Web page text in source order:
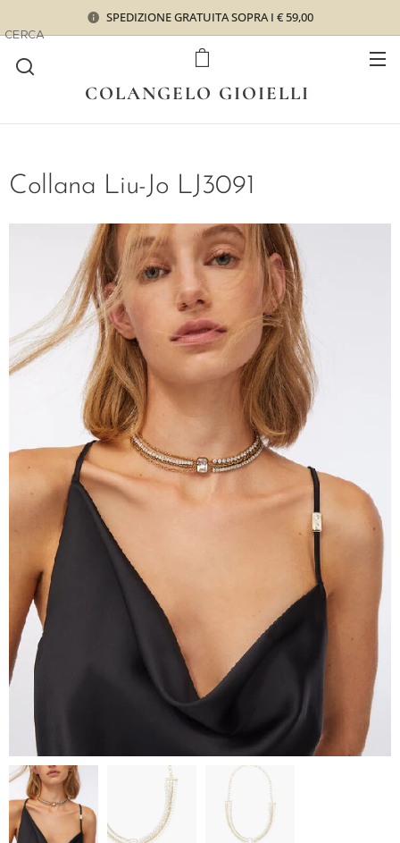
SPEDIZIONE GRATUITA SOPRA I € 59,00
COLANGELO GIOIELLI
CERCA
Collana Liu-Jo LJ3091